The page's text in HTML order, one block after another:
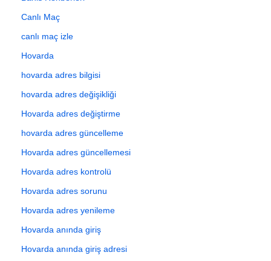
Canlı Maç
canlı maç izle
Hovarda
hovarda adres bilgisi
hovarda adres değişikliği
Hovarda adres değiştirme
hovarda adres güncelleme
Hovarda adres güncellemesi
Hovarda adres kontrolü
Hovarda adres sorunu
Hovarda adres yenileme
Hovarda anında giriş
Hovarda anında giriş adresi